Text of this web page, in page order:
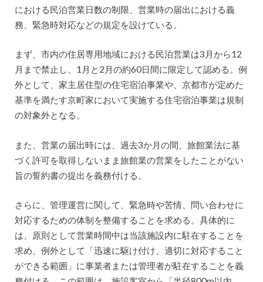
における民泊営業日数の制限、営業時の届出における義
務、緊急時対応などの規定を設けている。
まず、市内の住居専用地域における民泊営業は3月から12
月まで禁止し、1月と2月の約60日間に限定して認める。例
外として、家主居住型の住宅宿泊事業や、京都市が定めた
基準を満たす京町家において実施する住宅宿泊事業は規制
の対象外となる。
また、営業の届出時には、過去3か月の間、旅館業法に基
づく許可を取得しないまま旅館業の営業をしたことがない
旨の誓約書の提出を義務付ける。
さらに、管理運営に関して、緊急時や苦情、問い合わせに
対応するための体制を整備することを求める。具体的に
は、原則として営業時間中は当該施設内に駐在することを
求め、例外として「迅速に駆け付け、適切に対応すること
ができる範囲」に事業者または管理者が駐在することを義